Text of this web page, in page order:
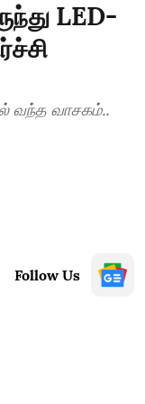
LED-
வந்த வாசகம்..
Follow Us